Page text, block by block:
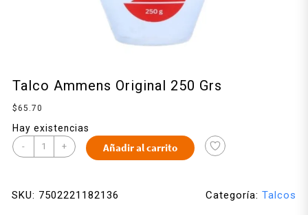
Talco Ammens Original 250 Grs
$65.70
Hay existencias
- + Añadir al carrito
SKU: 7502221182136 Categoría: Talcos